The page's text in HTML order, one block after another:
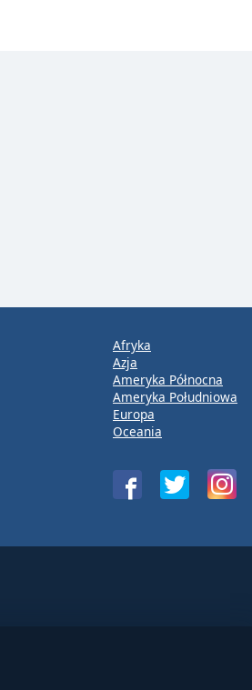
Afryka
Azja
Ameryka Północna
Ameryka Południowa
Europa
Oceania